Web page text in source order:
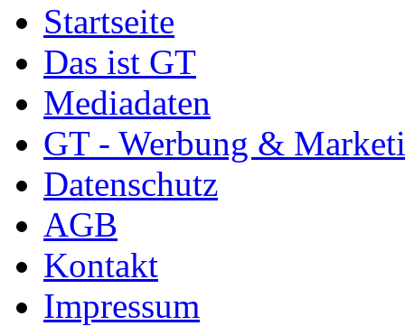
Startseite
Das ist GT
Mediadaten
GT - Werbung &
Datenschutz
AGB
Kontakt
Impressum